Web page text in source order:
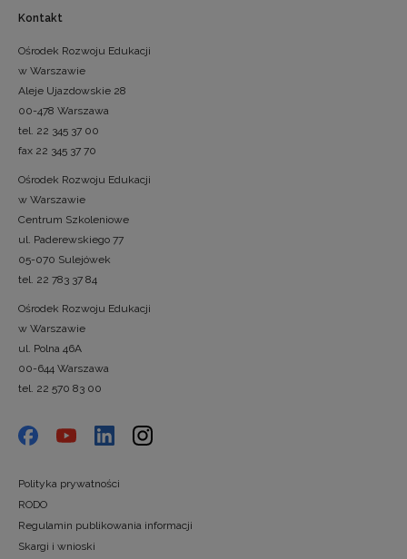
Kontakt
Ośrodek Rozwoju Edukacji
w Warszawie
Aleje Ujazdowskie 28
00-478 Warszawa
tel. 22 345 37 00
fax 22 345 37 70
Ośrodek Rozwoju Edukacji
w Warszawie
Centrum Szkoleniowe
ul. Paderewskiego 77
05-070 Sulejówek
tel. 22 783 37 84
Ośrodek Rozwoju Edukacji
w Warszawie
ul. Polna 46A
00-644 Warszawa
tel. 22 570 83 00
Polityka prywatności
RODO
Regulamin publikowania informacji
Skargi i wnioski